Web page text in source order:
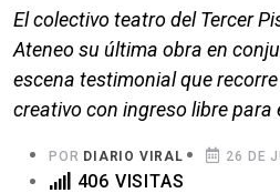
El colectivo teatro del Tercer
Ateneo su última obra en
escena testimonial que
creativo con ingreso libre para
POR DIARIO VIRAL 26 DE
406 VISITAS